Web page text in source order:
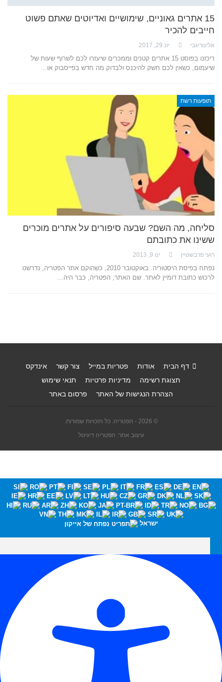
15 אתרים גאוניים, שימושיים ואדיוטים שאתם פשוט
חייבים להכיר
אלינוריגבי יונ 29, 2017
ריכזנו בפוסט 15 אתרים קטנים וממכרים שיעזרו לכם לשרוף שעות של
שיעמום, כשאין לכם חשק להיכנס ולבדוק מה חדש בפייסבוק או…
תופעות רשת
סליחה, מה השם? שבעה סיפורים על אתרים מוכרים
ששינו את כתובתם
רועי פרבשטיין ינו 9, 2013
נפתח בפיסת היסטוריה. באוקטובר 2010, כשהוקם אתר הפטריה, נדרשנו
לרכוש כתובת דומיין לאתר. שם האתר, הפטריה, כבר היה…
דף הבית אודות פטריות במייל צור קשר
אינדקס
תצוגת רשימה
מדיניות פרטיות
תנאי שימוש
הצהרת הנגישות של האתר
פרסום באתר
© 2026 - הפטריה. כל הזכויות שמורות.
עיצוב אתר: הפטריה דיגיטל
ישראל